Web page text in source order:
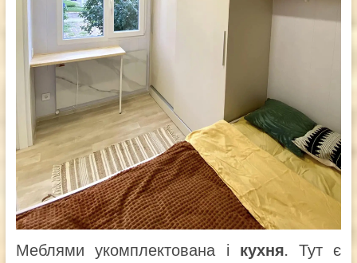
Меблями укомплектована і кухня. Тут є